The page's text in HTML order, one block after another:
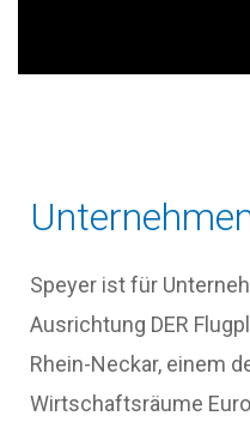
Speyer ist für
Ausrichtung DER
Rhein-Neckar, einem
Wirtschaftsräume